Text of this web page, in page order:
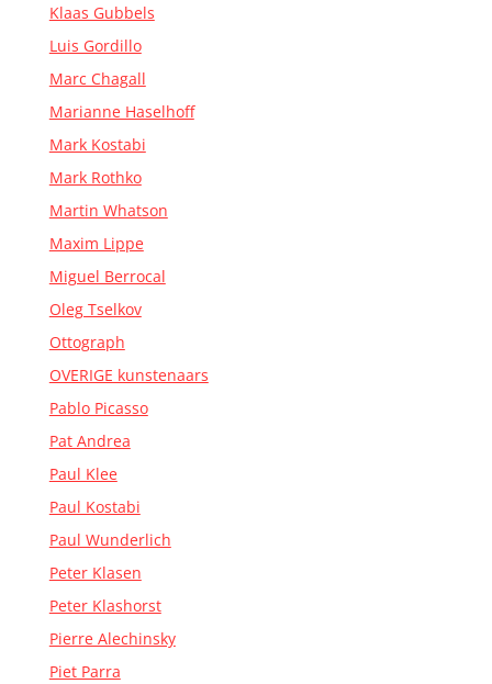
Klaas Gubbels
Luis Gordillo
Marc Chagall
Marianne Haselhoff
Mark Kostabi
Mark Rothko
Martin Whatson
Maxim Lippe
Miguel Berrocal
Oleg Tselkov
Ottograph
OVERIGE kunstenaars
Pablo Picasso
Pat Andrea
Paul Klee
Paul Kostabi
Paul Wunderlich
Peter Klasen
Peter Klashorst
Pierre Alechinsky
Piet Parra